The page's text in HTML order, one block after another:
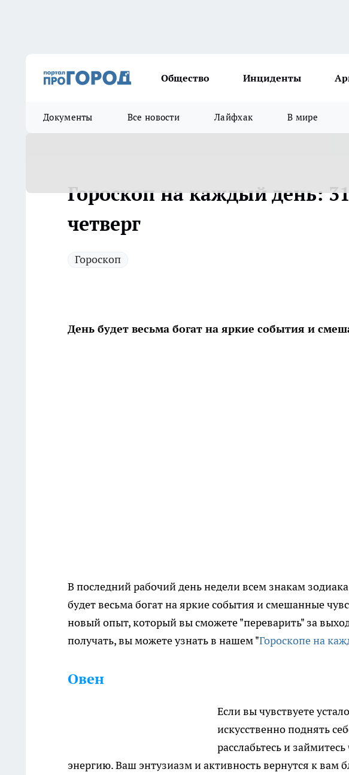
Общество Инциденты
Документы Все новости Лайфхак В мире
Гороскоп на каждый день:
четверг
Гороскоп
День будет весьма богат на яркие события и
В последний рабочий день недели всем знакам
будет весьма богат на яркие события и смешанные
новый опыт, который вы сможете "переварить" за
получать, вы можете узнать в нашем "Гороскопе на
Овен
Если вы чувствуете
искусственно поднять
расслабьтесь и
энергию. Ваш энтузиазм и активность вернутся к вам